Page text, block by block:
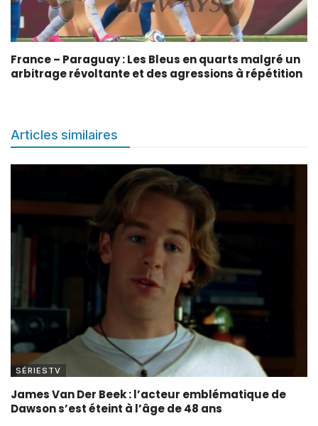
France – Paraguay : Les Bleus en quarts malgré un
arbitrage révoltante et des agressions à répétition
Articles similaires
SÉRIESTV
James Van Der Beek : l’acteur emblématique de
Dawson s’est éteint à l’âge de 48 ans